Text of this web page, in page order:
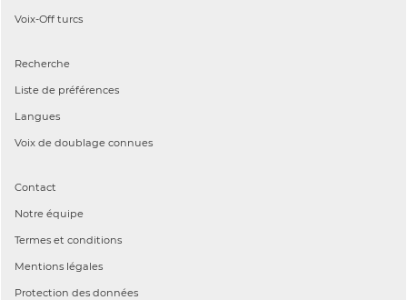
Voix-Off turcs
Recherche
Liste de préférences
Langues
Voix de doublage connues
Contact
Notre équipe
Termes et conditions
Mentions légales
Protection des données